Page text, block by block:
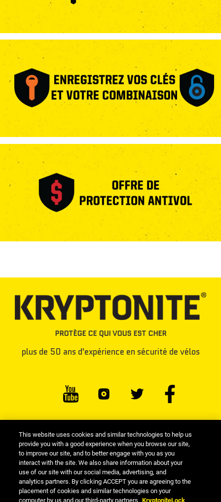
PROTÈGE CE QUI VOUS EST CHER
plus de 50 ans d'expérience en sécurité de vélos
#antivolkryptonite
Bibliothèque des ressources Kryptonite | Police de confidentialité
Police des cookies | Terms of use | Responsible Disclosure
Kryptonite fait partie du groupe des marques d'Allegion™
This website uses cookies and similar technologies to help us
provide you with a good experience when you browse our site,
to improve our site, and to better engage with you as you
interact with the site. We also share information about your
use of our site with our social media, advertising, and
analytics partners. By clicking ACCEPT you are agreeing to the
placement of cookies and similar technologies on your
computer by us and our third-party partners. KryptoniteLock